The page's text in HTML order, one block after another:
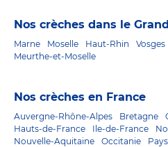
Nos crèches dans le
Marne Moselle Haut-Rhin Vosges
Meurthe-et-Moselle
Nos crèches en France
Auvergne-Rhône-Alpes Bretagne
Hauts-de-France
Ile-de-France
Nouvelle-Aquitaine
Occitanie